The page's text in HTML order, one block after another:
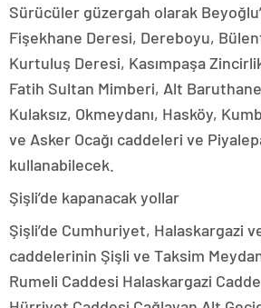
Sürücüler güzergah olarak
Fişekhane Deresi, Dereboyu,
Kurtuluş Deresi, Kasımpaşa
Fatih Sultan Mimberi, Alt
Kulaksız, Okmeydanı, Hasköy,
ve Asker Ocağı caddeleri ve
kullanabilecek.
Şişli’de kapanacak yollar
Şişli’de Cumhuriyet, Halaskargazi
caddelerinin Şişli ve Taksim
Rumeli Caddesi Halaskargazi